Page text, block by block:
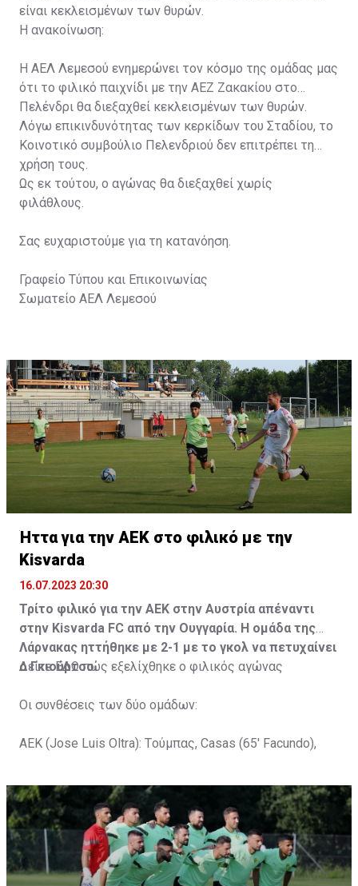
είναι κεκλεισμένων των θυρών.
Η ανακοίνωση:
Η ΑΕΛ Λεμεσού ενημερώνει τον κόσμο της ομάδας μας
ότι το φιλικό παιχνίδι με την ΑΕΖ Ζακακίου στο
Πελένδρι θα διεξαχθεί κεκλεισμένων των θυρών.
Λόγω επικινδυνότητας των κερκίδων του Σταδίου, το
Κοινοτικό συμβούλιο Πελενδριού δεν επιτρέπει τη
χρήση τους.
Ως εκ τούτου, ο αγώνας θα διεξαχθεί χωρίς
φιλάθλους.
Σας ευχαριστούμε για τη κατανόηση.
Γραφείο Τύπου και Επικοινωνίας
Σωματείο ΑΕΛ Λεμεσού
Ήττα για την ΑΕΚ στο φιλικό με την
Kisvarda
16.07.2023 20:30
Τρίτο φιλικό για την ΑΕΚ στην Αυστρία απέναντι
στην Kisvarda FC από την Ουγγαρία. Η ομάδα της
Λάρνακας ηττήθηκε με 2-1 με το γκολ να πετυχαίνει
ο Γκιούρτσο.
ΔείτεΕΔΩπώς εξελίχθηκε ο φιλικός αγώνας
Οι συνθέσεις των δύο ομάδων:
ΑΕΚ (Jose Luis Oltra): Tούμπας, Casas (65' Facundo),
Tomovic), Aνδρέου (65' Angel) , Κωνσταντή (65' Sol),
Τζιωρτζής (65' Faraj), Κατελάρης (65' Milicevic).
Στον πάγκο: Piric, Στυλιανίδης, Tomovic, Καψής, Sol,
Faraj, Lopes, Angel, Milicevic, Pons, Εγγλέζου, Facundo,